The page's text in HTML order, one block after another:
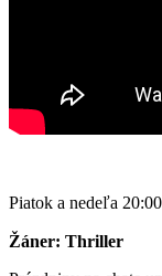
Piatok a nedeľa 20:00
Žáner: Thriller